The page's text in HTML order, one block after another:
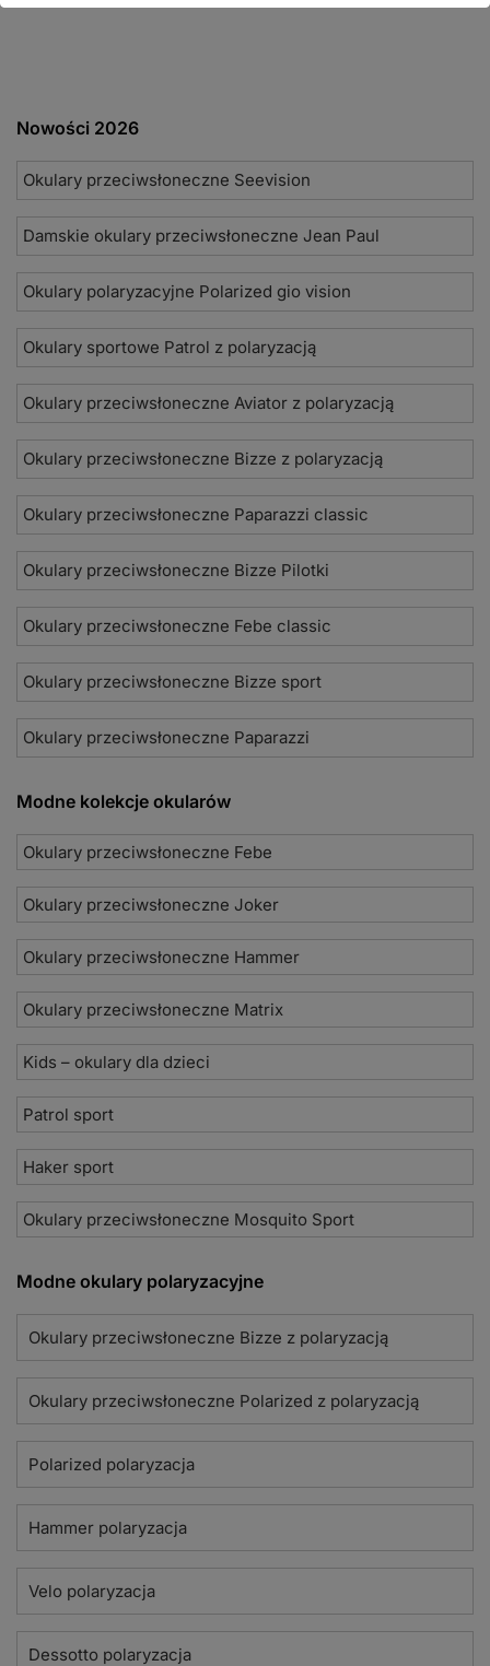
Nowości 2026
Okulary przeciwsłoneczne Seevision
Damskie okulary przeciwsłoneczne Jean Paul
Okulary polaryzacyjne Polarized gio vision
Okulary sportowe Patrol z polaryzacją
Okulary przeciwsłoneczne Aviator z polaryzacją
Okulary przeciwsłoneczne Bizze z polaryzacją
Okulary przeciwsłoneczne Paparazzi classic
Okulary przeciwsłoneczne Bizze Pilotki
Okulary przeciwsłoneczne Febe classic
Okulary przeciwsłoneczne Bizze sport
Okulary przeciwsłoneczne Paparazzi
Modne kolekcje okularów
Okulary przeciwsłoneczne Febe
Okulary przeciwsłoneczne Joker
Okulary przeciwsłoneczne Hammer
Okulary przeciwsłoneczne Matrix
Kids – okulary dla dzieci
Patrol sport
Haker sport
Okulary przeciwsłoneczne Mosquito Sport
Modne okulary polaryzacyjne
Okulary przeciwsłoneczne Bizze z polaryzacją
Okulary przeciwsłoneczne Polarized z polaryzacją
Polarized polaryzacja
Hammer polaryzacja
Velo polaryzacja
Dessotto polaryzacja